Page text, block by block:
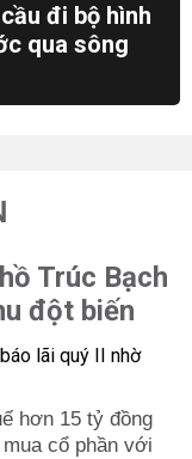
đi bộ hình
qua sông
Trúc Bạch
đột biến
hơn 15 tỷ đồng
cổ phần với